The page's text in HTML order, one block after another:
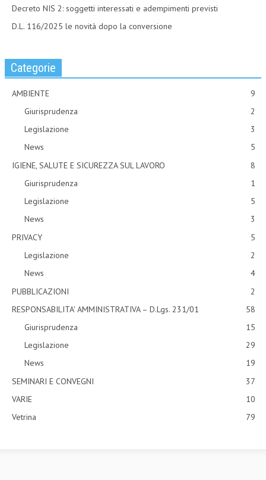
Decreto NIS 2: soggetti interessati e adempimenti previsti
D.L. 116/2025 le novità dopo la conversione
Categorie
AMBIENTE
9
Giurisprudenza
2
Legislazione
3
News
5
IGIENE, SALUTE E SICUREZZA SUL LAVORO
8
Giurisprudenza
1
Legislazione
5
News
3
PRIVACY
5
Legislazione
2
News
4
PUBBLICAZIONI
2
RESPONSABILITA' AMMINISTRATIVA – D.Lgs. 231/01
58
Giurisprudenza
15
Legislazione
29
News
19
SEMINARI E CONVEGNI
37
VARIE
10
Vetrina
79